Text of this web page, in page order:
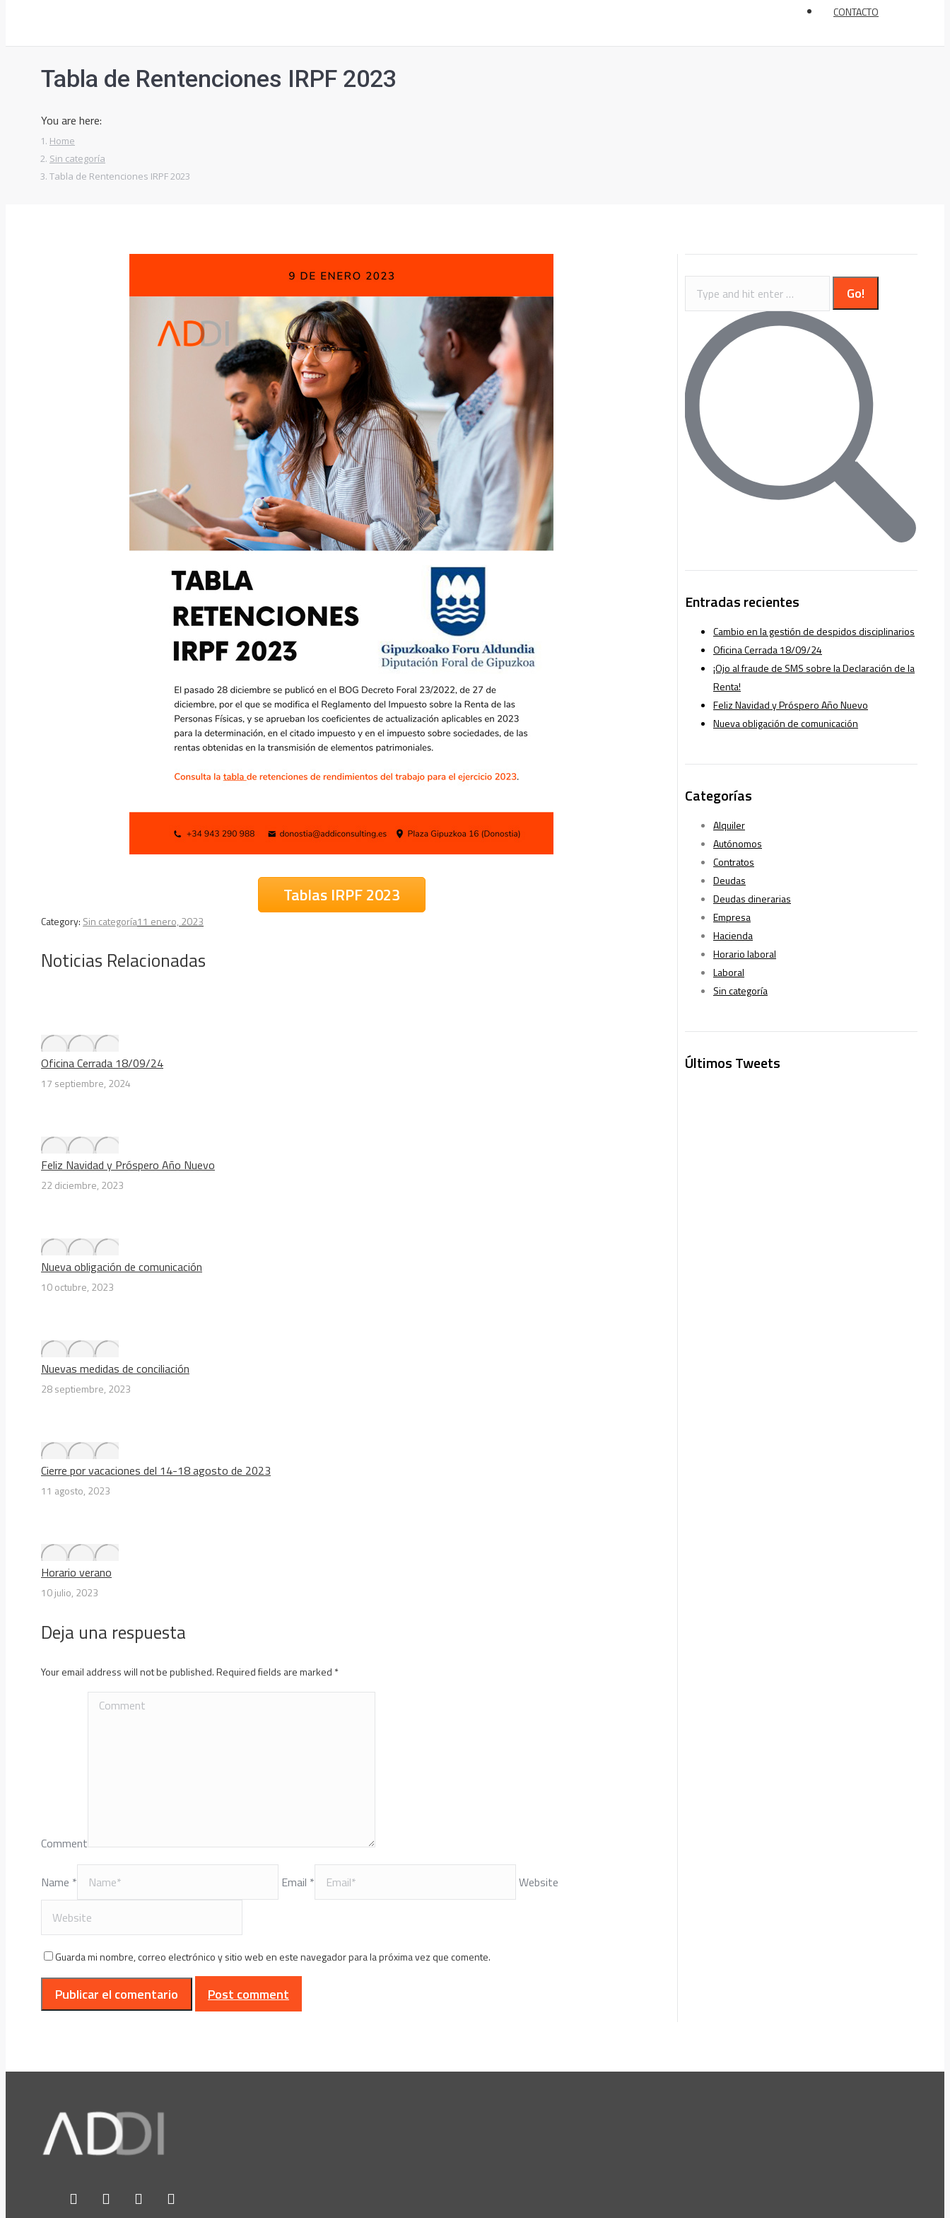
CONTACTO
Tabla de Rentenciones IRPF 2023
You are here:
Home
Sin categoría
Tabla de Rentenciones IRPF 2023
Tablas IRPF 2023
Category: Sin categoría11 enero, 2023
Noticias Relacionadas
Oficina Cerrada 18/09/24
17 septiembre, 2024
Feliz Navidad y Próspero Año Nuevo
22 diciembre, 2023
Nueva obligación de comunicación
10 octubre, 2023
Nuevas medidas de conciliación
28 septiembre, 2023
Cierre por vacaciones del 14-18 agosto de 2023
11 agosto, 2023
Horario verano
10 julio, 2023
Deja una respuesta
Your email address will not be published. Required fields are marked *
Comment
Name * Email * Website
Guarda mi nombre, correo electrónico y sitio web en este navegador para la próxima vez que comente.
Post comment
Entradas recientes
Cambio en la gestión de despidos disciplinarios
Oficina Cerrada 18/09/24
¡Ojo al fraude de SMS sobre la Declaración de la
Renta!
Feliz Navidad y Próspero Año Nuevo
Nueva obligación de comunicación
Categorías
Alquiler
Autónomos
Contratos
Deudas
Deudas dinerarias
Empresa
Hacienda
Horario laboral
Laboral
Sin categoría
Últimos Tweets